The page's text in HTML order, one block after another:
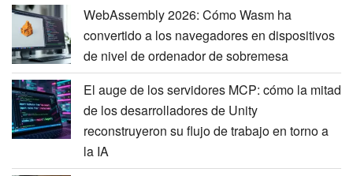
WebAssembly 2026: Cómo Wasm ha
convertido a los navegadores en dispositivos
de nivel de ordenador de sobremesa
El auge de los servidores MCP: cómo la mitad
de los desarrolladores de Unity
reconstruyeron su flujo de trabajo en torno a
la IA